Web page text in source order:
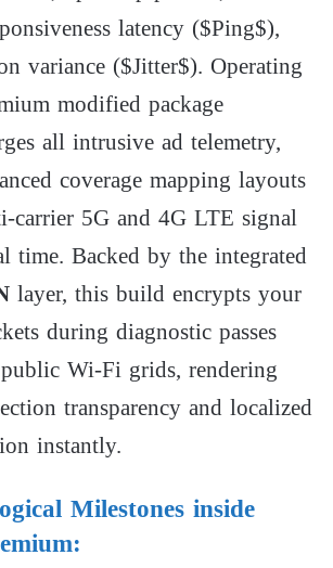
latency ($Ping$),
variance ($Jitter$). Operating
modified package
all intrusive ad telemetry,
coverage mapping layouts
carrier 5G and 4G LTE signal
time. Backed by the integrated
layer, this build encrypts your
during diagnostic passes
Wi-Fi grids, rendering
transparency and localized
instantly.
Milestones inside